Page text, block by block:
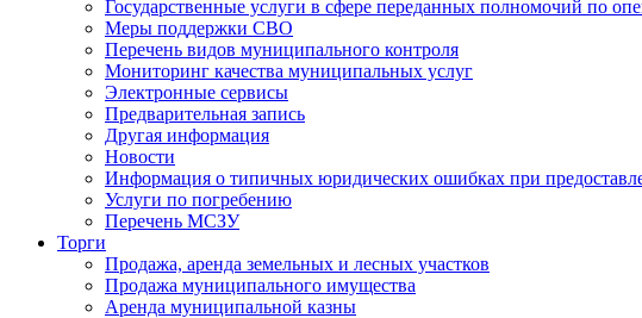
Государственные услуги в сфере переданных полномочий по
Меры поддержки СВО
Перечень видов муниципального контроля
Мониторинг качества муниципальных услуг
Электронные сервисы
Предварительная запись
Другая информация
Новости
Информация о типичных юридических ошибках при
Услуги по погребению
Перечень МСЗУ
Торги
Продажа, аренда земельных и лесных участков
Продажа муниципального имущества
Аренда муниципальной казны